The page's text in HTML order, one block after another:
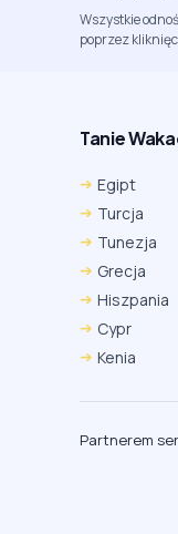
Wszystkie
poprzez
Tanie
Egipt
Turcja
Tunezja
Grecja
Hiszpania
Cypr
Kenia
Partnerem